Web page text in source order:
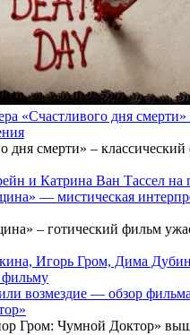
«Счастливого дня смерти»
дня смерти» –
— мистическая
– готический фильм
возмездие — обзор
Гром: Чумной Доктор»